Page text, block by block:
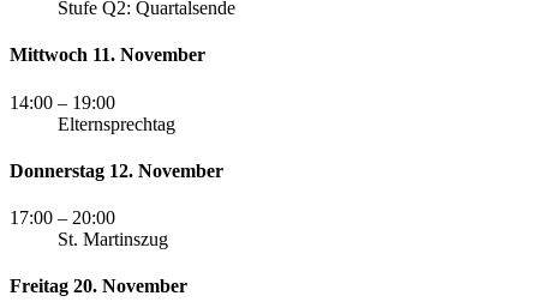
Stufe Q2: Quartalsende
Mittwoch 11. November
14:00 – 19:00
Elternsprechtag
Donnerstag 12. November
17:00 – 20:00
St. Martinszug
Freitag 20. November